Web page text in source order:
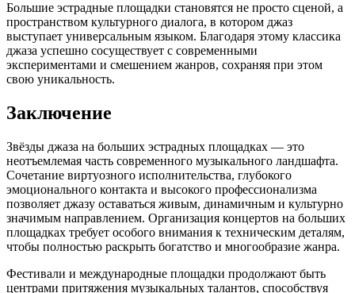
Большие эстрадные площадки становятся не просто сценой, а
пространством культурного диалога, в котором джаз
выступает универсальным языком. Благодаря этому классика
джаза успешно сосуществует с современными
экспериментами и смешением жанров, сохраняя при этом
свою уникальность.
Заключение
Звёзды джаза на больших эстрадных площадках — это
неотъемлемая часть современного музыкального ландшафта.
Сочетание виртуозного исполнительства, глубокого
эмоционального контакта и высокого профессионализма
позволяет джазу оставаться живым, динамичным и культурно
значимым направлением. Организация концертов на больших
площадках требует особого внимания к техническим деталям,
чтобы полностью раскрыть богатство и многообразие жанра.
Фестивали и международные площадки продолжают быть
центрами притяжения музыкальных талантов, способствуя